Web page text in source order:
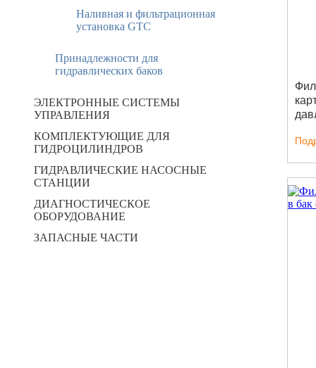
Наливная и фильтрационная
установка GTC
Принадлежности для
гидравлических баков
ЭЛЕКТРОННЫЕ СИСТЕМЫ
УПРАВЛЕНИЯ
КОМПЛЕКТУЮЩИЕ ДЛЯ
ГИДРОЦИЛИНДРОВ
ГИДРАВЛИЧЕСКИЕ НАСОСНЫЕ
СТАНЦИИ
ДИАГНОСТИЧЕСКОЕ
ОБОРУДОВАНИЕ
ЗАПАСНЫЕ ЧАСТИ